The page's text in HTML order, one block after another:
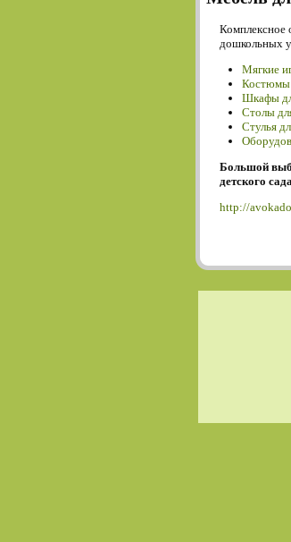
Комплексное
дошкольных
Мягкие
Костюмы
Шкафы
Столы
Cтулья
Большой
детского
http://